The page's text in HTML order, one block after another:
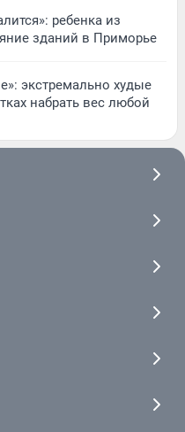
ребенка из
зданий в Приморье
экстремально худые
набрать вес любой